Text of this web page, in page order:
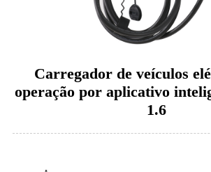
Carregador de veículos
operação por aplicativo
1.6